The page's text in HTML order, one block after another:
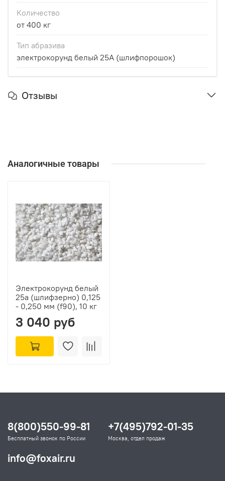
Количество
от 400 кг
Тип абразива
электрокорунд белый 25А (шлифпорошок)
Отзывы
Аналогичные товары
Электрокорунд белый
25а (шлифзерно) 0,125
- 0,250 мм (f90), 10 кг
3 040 руб
8(800)550-99-81
Бесплатный звонок по России
+7(495)792-01-35
Москва, отдел продаж
info@foxair.ru